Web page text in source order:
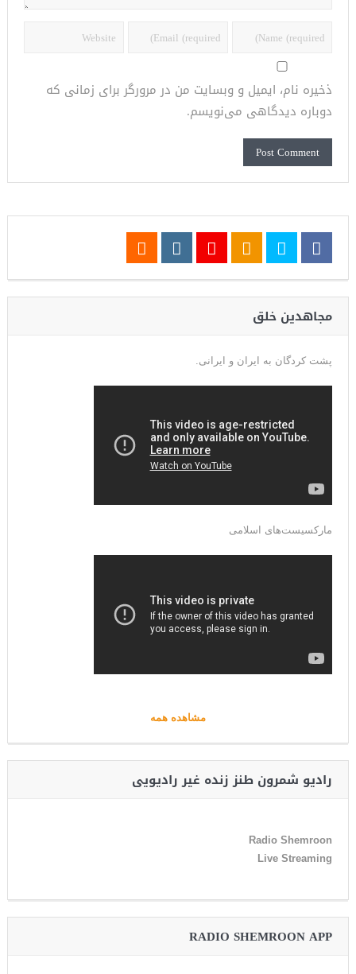
ذخیره نام، ایمیل و وبسایت من در مرورگر برای زمانی که
دوباره دیدگاهی می‌نویسم.
مجاهدین خلق
پشت کردگان به ایران و ایرانی.
مارکسیست‌های اسلامی
مشاهده همه
رادیو شمرون طنز زنده غیر رادیویی
Radio Shemroon
Live Streaming
RADIO SHEMROON APP